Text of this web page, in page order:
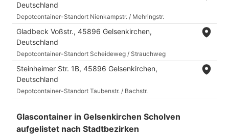
Deutschland
Depotcontainer-Standort Nienkampstr. / Mehringstr.
Gladbeck Voßstr., 45896 Gelsenkirchen,
Deutschland
Depotcontainer-Standort Scheideweg / Strauchweg
Steinheimer Str. 1B, 45896 Gelsenkirchen,
Deutschland
Depotcontainer-Standort Taubenstr. / Bachstr.
Glascontainer in Gelsenkirchen Scholven
aufgelistet nach Stadtbezirken